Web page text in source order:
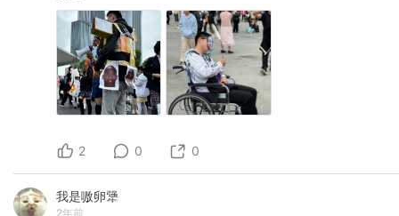
2 0 0
我是嗷卵犟
2年前